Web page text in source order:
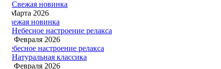
1 Марта 2026
Свежая новинка
22 Февраля 2026
Небесное настроение релакса
14 Февраля 2026